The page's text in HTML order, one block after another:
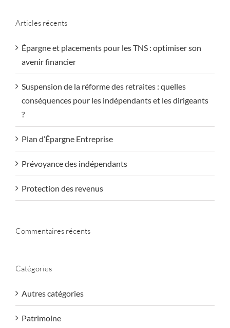
Articles récents
Épargne et placements pour les TNS : optimiser son
avenir financier
Suspension de la réforme des retraites : quelles
conséquences pour les indépendants et les dirigeants
?
Plan d’Épargne Entreprise
Prévoyance des indépendants
Protection des revenus
Commentaires récents
Catégories
Autres catégories
Patrimoine